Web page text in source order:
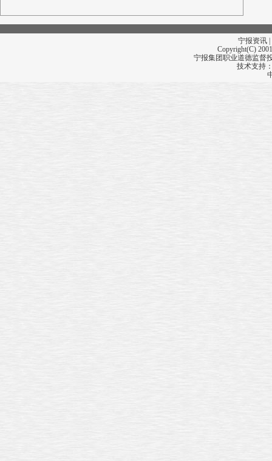
宁报资讯
Copyright(C)
宁报集团职业道德监督
技术支持